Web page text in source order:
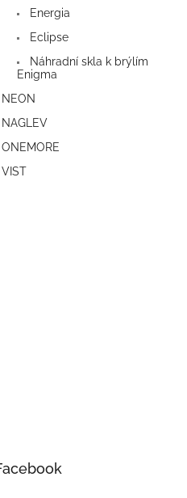
Energia
Eclipse
Náhradní skla k brýlím
Enigma
NEON
NAGLEV
ONEMORE
VIST